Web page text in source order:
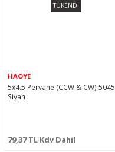
TÜKENDİ
HAOYE
5x4.5 Pervane (CCW & CW) 5045
Siyah
79,37 TL Kdv Dahil